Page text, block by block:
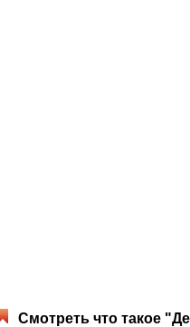
Смотреть что такое